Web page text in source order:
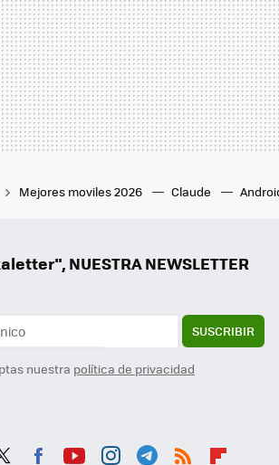
Mejores moviles 2026 Claude
NUESTRA NEWSLETTER
SUSCRIBIR
nuestra política de privacidad